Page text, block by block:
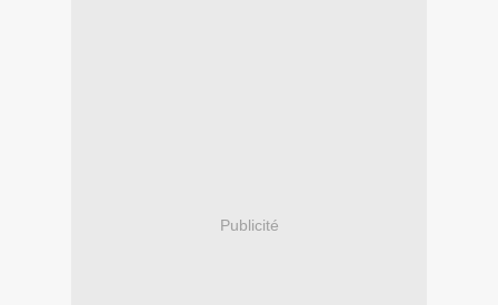
Publicité